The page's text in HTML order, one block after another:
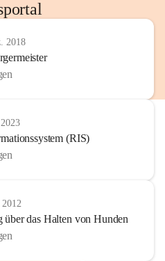
2018
(RIS)
2012
über das Halten von Hunden